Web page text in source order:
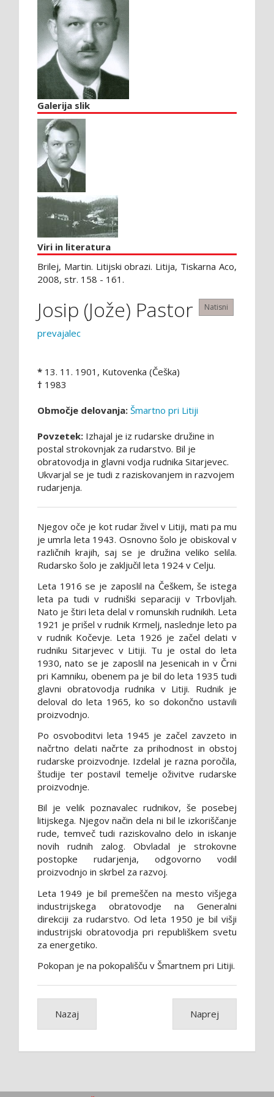
Galerija slik
Viri in literatura
Brilej, Martin. Litijski obrazi. Litija, Tiskarna Aco,
2008, str. 158 - 161.
Natisni
Josip (Jože) Pastor
prevajalec
* 13. 11. 1901, Kutovenka (Češka)
† 1983
Območje delovanja: Šmartno pri Litiji
Povzetek: Izhajal je iz rudarske družine in
postal strokovnjak za rudarstvo. Bil je
obratovodja in glavni vodja rudnika Sitarjevec.
Ukvarjal se je tudi z raziskovanjem in razvojem
rudarjenja.
Njegov oče je kot rudar živel v Litiji, mati pa mu
je umrla leta 1943. Osnovno šolo je obiskoval v
različnih krajih, saj se je družina veliko selila.
Rudarsko šolo je zaključil leta 1924 v Celju.
Leta 1916 se je zaposlil na Češkem, še istega
leta pa tudi v rudniški separaciji v Trbovljah.
Nato je štiri leta delal v romunskih rudnikih. Leta
1921 je prišel v rudnik Krmelj, naslednje leto pa
v rudnik Kočevje. Leta 1926 je začel delati v
rudniku Sitarjevec v Litiji. Tu je ostal do leta
1930, nato se je zaposlil na Jesenicah in v Črni
pri Kamniku, obenem pa je bil do leta 1935 tudi
glavni obratovodja rudnika v Litiji. Rudnik je
deloval do leta 1965, ko so dokončno ustavili
proizvodnjo.
Po osvoboditvi leta 1945 je začel zavzeto in
načrtno delati načrte za prihodnost in obstoj
rudarske proizvodnje. Izdelal je razna poročila,
študije ter postavil temelje oživitve rudarske
proizvodnje.
Bil je velik poznavalec rudnikov, še posebej
litijskega. Njegov način dela ni bil le izkoriščanje
rude, temveč tudi raziskovalno delo in iskanje
novih rudnih zalog. Obvladal je strokovne
postopke rudarjenja, odgovorno vodil
proizvodnjo in skrbel za razvoj.
Leta 1949 je bil premeščen na mesto višjega
industrijskega obratovodje na Generalni
direkciji za rudarstvo. Od leta 1950 je bil višji
industrijski obratovodja pri republiškem svetu
za energetiko.
Pokopan je na pokopališču v Šmartnem pri Litiji.
Nazaj Naprej